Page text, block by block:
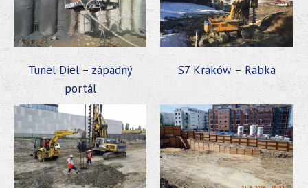
Tunel Diel – západný
portál
S7 Kraków – Rabka